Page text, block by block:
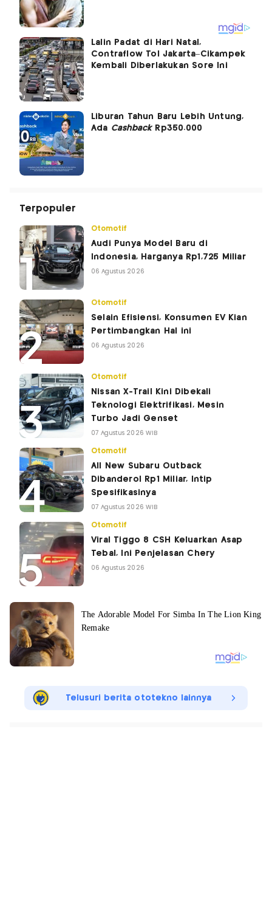
Lalin Padat di Hari Natal,
Contraflow Tol Jakarta–Cikampek
Kembali Diberlakukan Sore Ini
Liburan Tahun Baru Lebih Untung,
Ada CashbackRp350.000
Terpopuler
Otomotif
Audi Punya Model Baru di
Indonesia, Harganya Rp1,725 Miliar
06 Agustus 2026
Otomotif
Selain Efisiensi, Konsumen EV Kian
Pertimbangkan Hal ini
06 Agustus 2026
Otomotif
Nissan X-Trail Kini Dibekali
Teknologi Elektrifikasi, Mesin
Turbo Jadi Genset
07 Agustus 2026 WIB
Otomotif
All New Subaru Outback
Dibanderol Rp1 Miliar, Intip
Spesifikasinya
07 Agustus 2026 WIB
Otomotif
Viral Tiggo 8 CSH Keluarkan Asap
Tebal, Ini Penjelasan Chery
06 Agustus 2026
Telusuri berita ototekno lainnya